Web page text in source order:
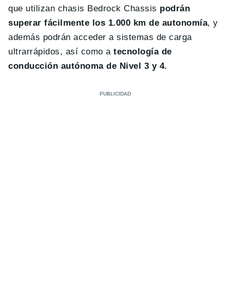
que utilizan chasis Bedrock Chassis podrán
superar fácilmente los 1.000 km de autonomía, y
además podrán acceder a sistemas de carga
ultrarrápidos, así como atecnología de
conducción autónoma de Nivel 3 y 4.